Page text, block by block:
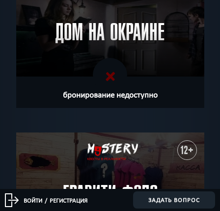
ДОМ НА ОКРАИНЕ
бронирование недоступно
12+
ГРАВИТИ ФОЛЗ
ВОЙТИ / РЕГИСТРАЦИЯ ЗАДАТЬ ВОПРОС